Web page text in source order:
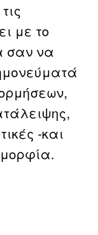
με το
σαν να
-και